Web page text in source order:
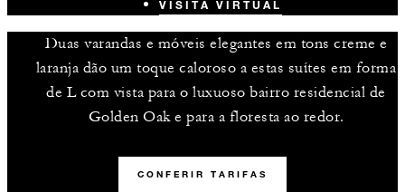
VISITA VIRTUAL
Duas varandas e móveis elegantes em tons creme e
laranja dão um toque caloroso a estas suítes em forma
de L com vista para o luxuoso bairro residencial de
Golden Oak e para a floresta ao redor.
CONFERIR TARIFAS